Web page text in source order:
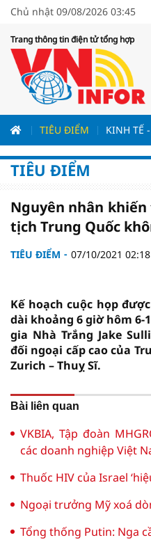
Chủ nhật 09/08/2026 03:45
Trang thông tin điện tử tổng hợp
TIÊU ĐIỂM KINH TẾ
TIÊU ĐIỂM
Nguyên nhân
tịch Trung Quốc
TIÊU ĐIỂM 07/10/2021 02:18
Kế hoạch cuộc họp
dài khoảng 6 giờ hôm 6-
gia Nhà Trắng Jake
đối ngoại cấp cao của
Zurich – Thuỵ Sĩ.
Bài liên quan
VKBIA, Tập đoàn
các doanh nghiệp Việt
Thuốc HIV của Israel
Ngoại trưởng Mỹ xoá
Tổng thống Putin: Nga